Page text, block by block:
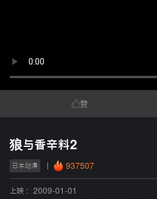
赞
狼与香辛料2
日本动漫 937507
上映 :
2009-01-01